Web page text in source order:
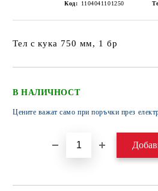
Код: 1104041101250
Тел с кука 750 мм, 1 бр
В НАЛИЧНОСТ
Цените важат само при поръчки през